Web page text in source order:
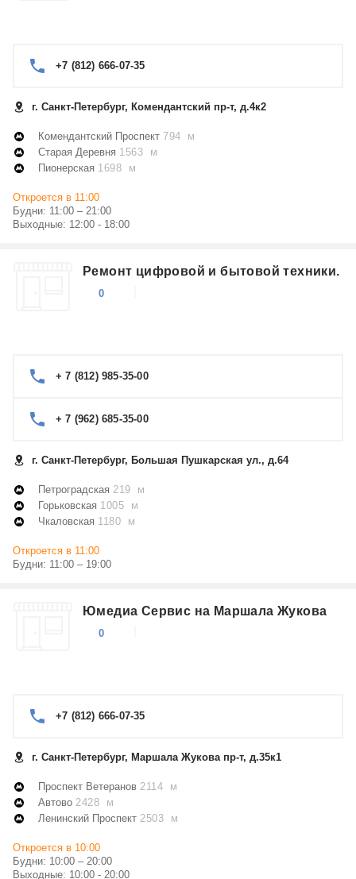
+7 (812) 666-07-35
г. Санкт-Петербург, Комендантский пр-т, д.4к2
Комендантский Проспект 794 м
Старая Деревня 1563 м
Пионерская 1698 м
Откроется в 11:00
Будни: 11:00 – 21:00
Выходные: 12:00 - 18:00
Ремонт цифровой и бытовой техники.
0
+ 7 (812) 985-35-00
+ 7 (962) 685-35-00
г. Санкт-Петербург, Большая Пушкарская ул., д.64
Петроградская 219 м
Горьковская 1005 м
Чкаловская 1180 м
Откроется в 11:00
Будни: 11:00 – 19:00
Юмедиа Сервис на Маршала Жукова
0
+7 (812) 666-07-35
г. Санкт-Петербург, Маршала Жукова пр-т, д.35к1
Проспект Ветеранов 2114 м
Автово 2428 м
Ленинский Проспект 2503 м
Откроется в 10:00
Будни: 10:00 – 20:00
Выходные: 10:00 - 20:00